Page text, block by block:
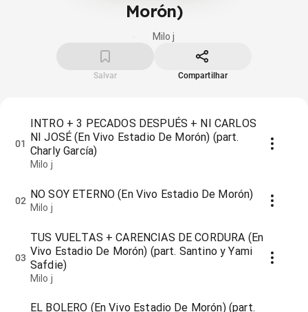
Morón)
Milo j
Salvar Compartilhar
01
INTRO + 3 PECADOS DESPUÉS + NI CARLOS
NI JOSÉ (En Vivo Estadio De Morón) (part.
Charly García)
Milo j
02 NO SOY ETERNO (En Vivo Estadio De Morón)
Milo j
03
TUS VUELTAS + CARENCIAS DE CORDURA (En
Vivo Estadio De Morón) (part. Santino y Yami
Safdie)
Milo j
EL BOLERO (En Vivo Estadio De Morón) (part.